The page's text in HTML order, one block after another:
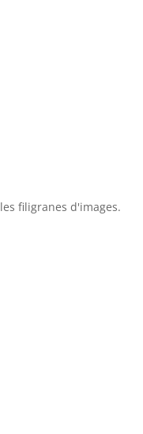
filigranes d'images.